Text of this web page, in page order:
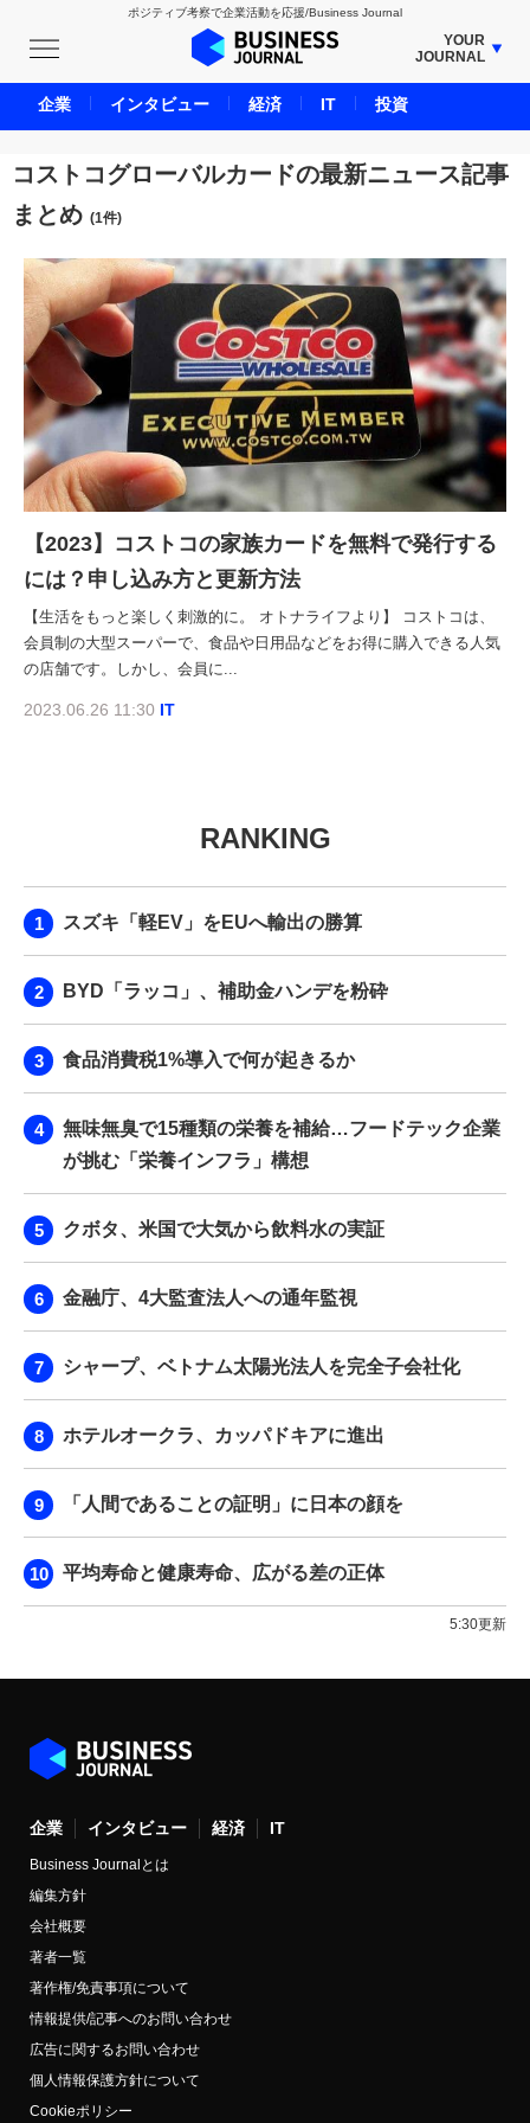
ポジティブ考察で企業活動を応援/Business Journal
YOUR
JOURNAL
BUSINESS JOURNAL
UNICORN JOURNAL
CARBON CREDITS JOURNAL
INBOUND JOURNAL
LIFE ENDING JOURNAL
AI JOURNAL
REAL ESTATE BROKERAGE JOURNAL
SMART MARKETING JOURNAL
BPaaS JOURNAL
ADOPTABLE DOG JOURNAL
コストコグローバルカードの最新ニュース記事
まとめ (1件)
【2023】コストコの家族カードを無料で発行する
には？申し込み方と更新方法
【生活をもっと楽しく刺激的に。 オトナライフより】 コストコは、
会員制の大型スーパーで、食品や日用品などをお得に購入できる人気
の店舗です。しかし、会員に...
2023.06.26 11:30 IT
RANKING
スズキ「軽EV」をEUへ輸出の勝算
BYD「ラッコ」、補助金ハンデを粉砕
食品消費税1%導入で何が起きるか
無味無臭で15種類の栄養を補給…フードテック企業
が挑む「栄養インフラ」構想
クボタ、米国で大気から飲料水の実証
金融庁、4大監査法人への通年監視
シャープ、ベトナム太陽光法人を完全子会社化
ホテルオークラ、カッパドキアに進出
「人間であることの証明」に日本の顔を
平均寿命と健康寿命、広がる差の正体
5:30更新
企業 インタビュー 経済 IT
Business Journalとは
編集方針
会社概要
著者一覧
著作権/免責事項について
情報提供/記事へのお問い合わせ
広告に関するお問い合わせ
個人情報保護方針について
Cookieポリシー
企業 インタビュー 経済 IT 投資